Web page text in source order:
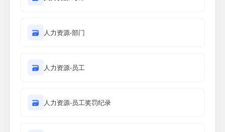
🗃 人力资源-部门
🗃 人力资源-员工
🗃 人力资源-员工奖罚纪录